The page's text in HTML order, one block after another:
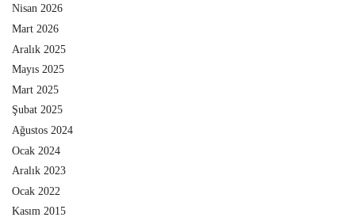
Nisan 2026
Mart 2026
Aralık 2025
Mayıs 2025
Mart 2025
Şubat 2025
Ağustos 2024
Ocak 2024
Aralık 2023
Ocak 2022
Kasım 2015